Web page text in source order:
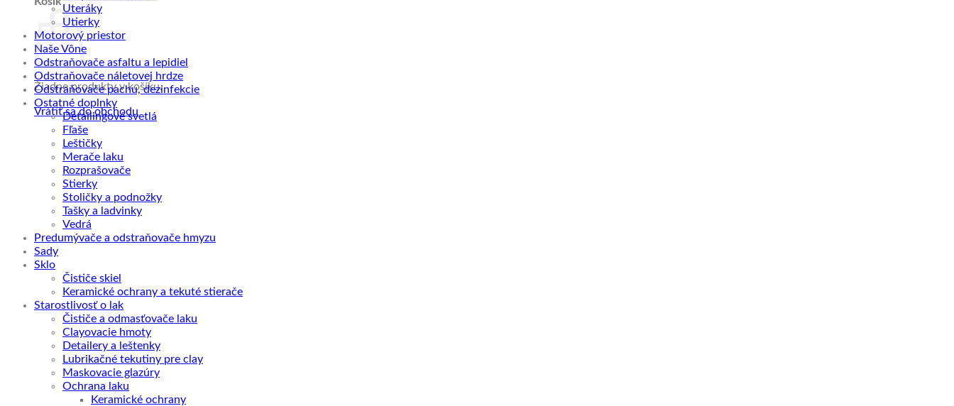
Žiadne produkty v košíku.
Vrátiť sa do obchodu
Uteráky
Utierky
Motorový priestor
Naše Vône
Odstraňovače asfaltu a lepidiel
Odstraňovače náletovej hrdze
Odstraňovače pachu, dezinfekcie
Ostatné doplnky
Detailingové svetlá
Fľaše
Leštičky
Merače laku
Rozprašovače
Stierky
Stoličky a podnožky
Tašky a ladvinky
Vedrá
Predumývače a odstraňovače hmyzu
Sady
Sklo
Čističe skiel
Keramické ochrany a tekuté stierače
Starostlivosť o lak
Čističe a odmasťovače laku
Clayovacie hmoty
Detailery a leštenky
Lubrikačné tekutiny pre clay
Maskovacie glazúry
Ochrana laku
Keramické ochrany